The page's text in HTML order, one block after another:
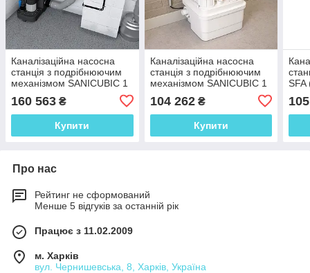
Каналізаційна насосна
станція з подрібнюючим
механізмом SANICUBIC 1
160 563 ₴
Купити
Каналізаційна насосна
станція з подрібнюючим
механізмом SANICUBIC 1
104 262₴
Купити
SFA
Про нас
Рейтинг не сформований
Менше 5 відгуків за останній рік
Працює з 11.02.2009
м. Харків
вул. Чернишевська, 8, Харків, Україна